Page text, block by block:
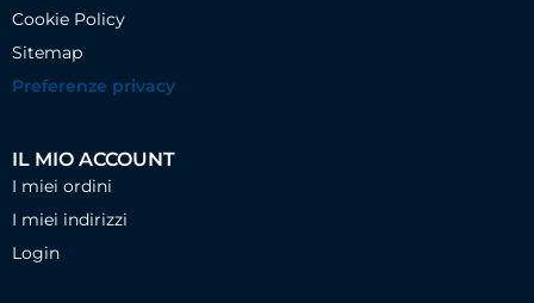
Cookie Policy
Sitemap
Preferenze privacy
IL MIO ACCOUNT
I miei ordini
I miei indirizzi
Login